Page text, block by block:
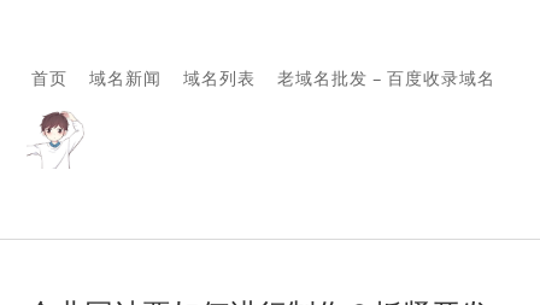
首页 域名新闻 域名列表 老域名批发 – 百度收录域名